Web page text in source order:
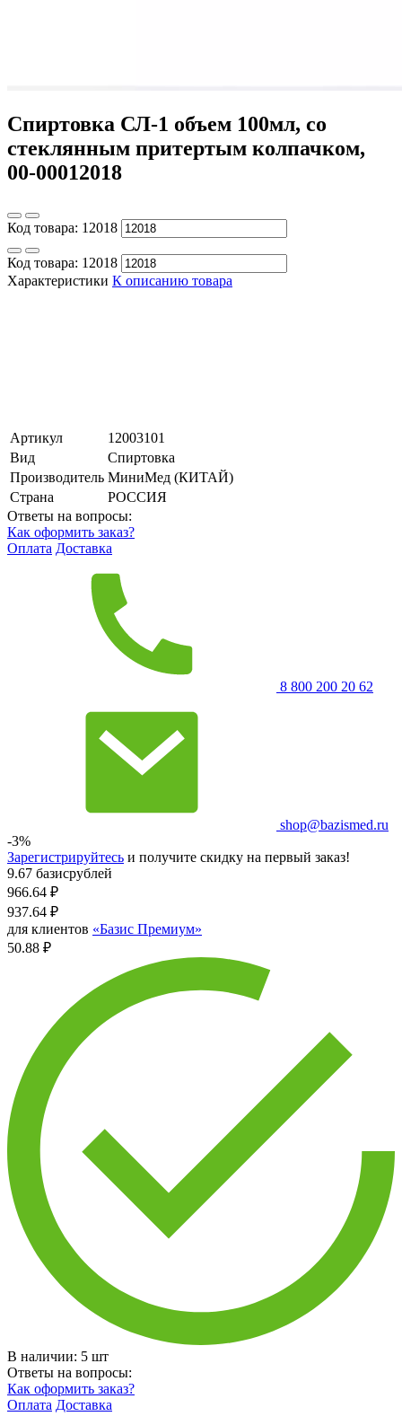
Спиртовка СЛ-1 объем 100мл, со
стеклянным притертым колпачком,
00-00012018
Код товара: 12018
Код товара: 12018
Характеристики К описанию товара
Артикул
12003101
Вид
Спиртовка
Производитель МиниМед (КИТАЙ)
Страна
РОССИЯ
Ответы на вопросы:
Как оформить заказ?
Оплата Доставка
8 800 200 20 62
shop@bazismed.ru
-3%
Зарегистрируйтесь и получите скидку на первый заказ!
9.67 базисрублей
966.64 ₽
937.64 ₽
для клиентов «Базис Премиум»
50.88 ₽
В наличии: 5 шт
Ответы на вопросы:
Как оформить заказ?
Оплата Доставка